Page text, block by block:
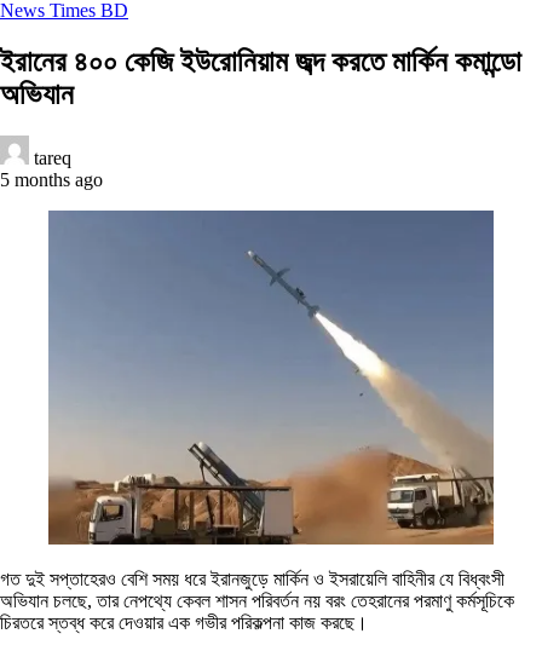
News Times BD
ইরানের ৪০০ কেজি ইউরোনিয়াম জব্দ করতে মার্কিন কমান্ডো
অভিযান
tareq
5 months ago
গত দুই সপ্তাহেরও বেশি সময় ধরে ইরানজুড়ে মার্কিন ও ইসরায়েলি বাহিনীর যে বিধ্বংসী
অভিযান চলছে, তার নেপথ্যে কেবল শাসন পরিবর্তন নয় বরং তেহরানের পরমাণু কর্মসূচিকে
চিরতরে স্তব্ধ করে দেওয়ার এক গভীর পরিকল্পনা কাজ করছে।